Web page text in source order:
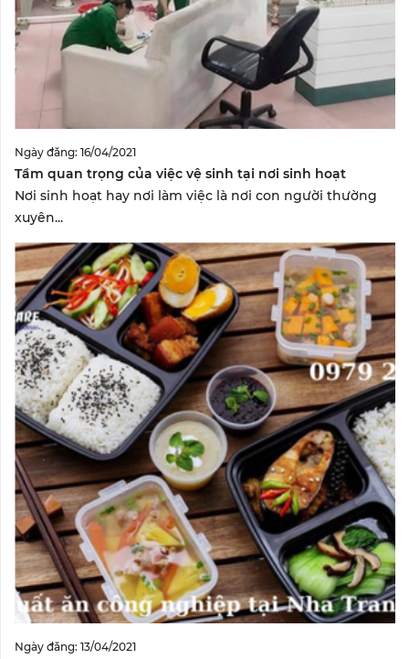
Ngày đăng: 16/04/2021
Tầm quan trọng của việc vệ sinh tại nơi sinh hoạt
Nơi sinh hoạt hay nơi làm việc là nơi con người thường
xuyên...
Ngày đăng: 13/04/2021